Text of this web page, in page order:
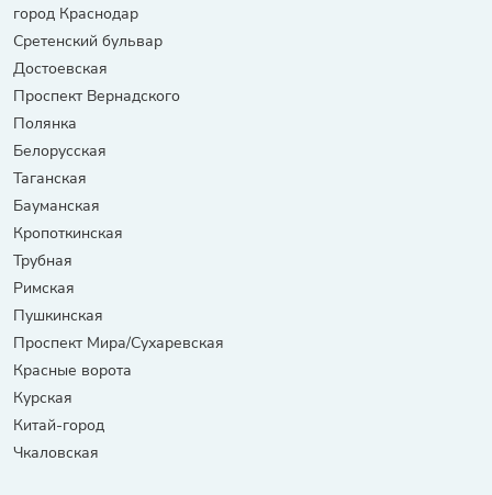
город Краснодар
Сретенский бульвар
Достоевская
Проспект Вернадского
Полянка
Белорусская
Таганская
Бауманская
Кропоткинская
Трубная
Римская
Пушкинская
Проспект Мира/Сухаревская
Красные ворота
Курская
Китай-город
Чкаловская